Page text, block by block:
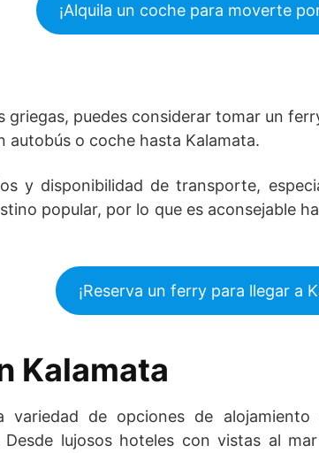
¡Alquila un coche para moverte
griegas, puedes considerar tomar un
autobús o coche hasta Kalamata.
y disponibilidad de transporte,
popular, por lo que es aconsejable
¡Reserva un ferry para llegar a
Kalamata
variedad de opciones de
lujosos hoteles con vistas al